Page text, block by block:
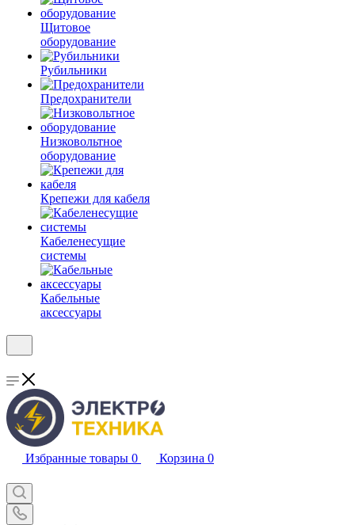
Щитовое
оборудование
Рубильники
Предохранители
Низковольтное
оборудование
Крепежи для кабеля
Кабеленесущие
системы
Кабельные
аксессуары
Избранные товары 0 Корзина 0